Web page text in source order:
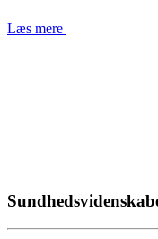
Læs mere